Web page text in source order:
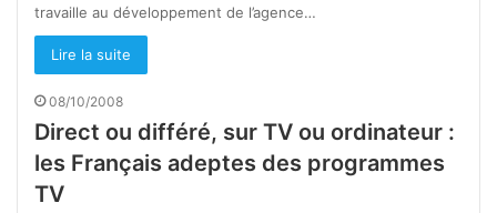
travaille au développement de l’agence…
Lire la suite
08/10/2008
Direct ou différé, sur TV ou ordinateur :
les Français adeptes des programmes
TV